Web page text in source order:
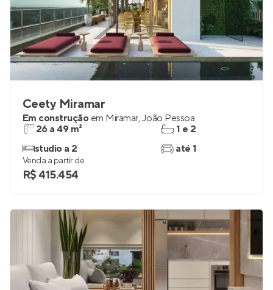
Ceety Miramar
Em construção em Miramar,João Pessoa
26 a 49 m²
studio a 2
1 e 2
até 1
Venda a partir de
R$ 415.454